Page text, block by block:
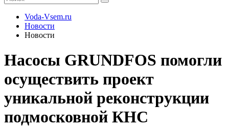
Voda-Vsem.ru
Новости
Новости
Насосы GRUNDFOS помогли
осуществить проект
уникальной реконструкции
подмосковной КНС